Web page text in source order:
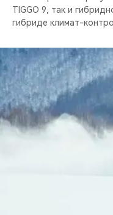
TIGGO 9, так и
гибриде климат-